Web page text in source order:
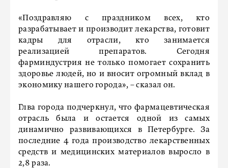
«Поздравляю с праздником всех, кто
разрабатывает и производит лекарства, готовит
кадры для отрасли, кто занимается
реализацией препаратов. Сегодня
фарминдустрия не только помогает сохранить
здоровье людей, но и вносит огромный вклад в
экономику нашего города», – сказал он.
Глва города подчеркнул, что фармацевтическая
отрасль была и остается одной из самых
динамично развивающихся в Петербурге. За
последние 4 года производство лекарственных
средств и медицинских материалов выросло в
2,8 раза.